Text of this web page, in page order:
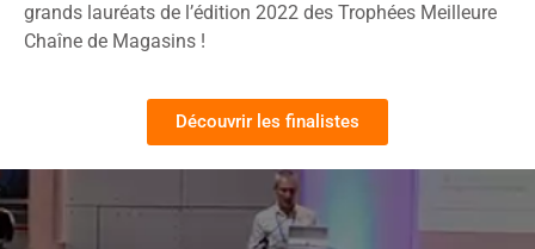
grands lauréats de l’édition 2022 des Trophées Meilleure
Chaîne de Magasins !
Découvrir les finalistes